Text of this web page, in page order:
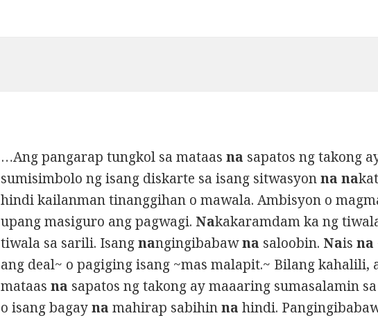
…Ang pangarap tungkol sa mataasna sapatos ng takong
sumisimbolo ng isang diskarte sa isang sitwasyonna na
hindi kailanman tinanggihan o mawala. Ambisyon o
upang masiguro ang pagwagi. Nakakaramdam ka ng
tiwala sa sarili. Isangnangingibabawna saloobin. Naisna
ang deal~ o pagiging isang ~mas malapit.~ Bilang kahalili,
mataasna sapatos ng takong ay maaaring sumasalamin
o isang bagayna mahirap sabihinna hindi.